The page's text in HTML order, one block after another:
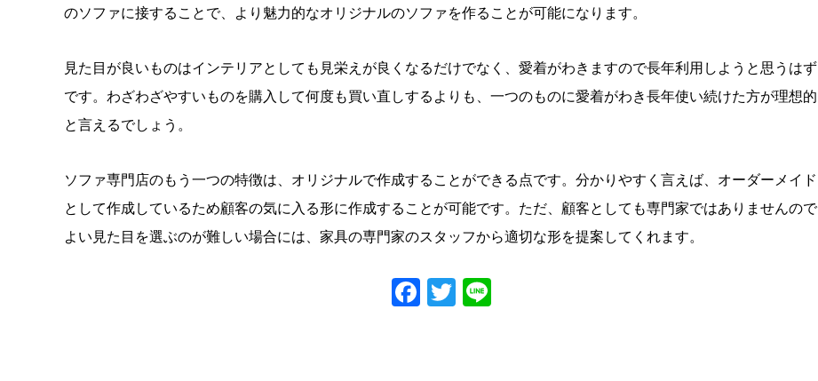
のソファに接することで、より魅力的なオリジナルのソファを作ることが可能になります。
見た目が良いものはインテリアとしても見栄えが良くなるだけでなく、愛着がわきますので長年利用しようと思うはず
です。わざわざやすいものを購入して何度も買い直しするよりも、一つのものに愛着がわき長年使い続けた方が理想的
と言えるでしょう。
ソファ専門店のもう一つの特徴は、オリジナルで作成することができる点です。分かりやすく言えば、オーダーメイド
として作成しているため顧客の気に入る形に作成することが可能です。ただ、顧客としても専門家ではありませんので
よい見た目を選ぶのが難しい場合には、家具の専門家のスタッフから適切な形を提案してくれます。
Facebook
Twitter